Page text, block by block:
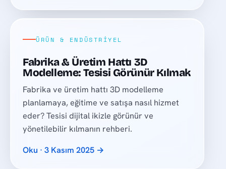
ÜRÜN & ENDÜSTRIYEL
Fabrika & Üretim Hattı 3D
Modelleme: Tesisi Görünür Kılmak
Fabrika ve üretim hattı 3D modelleme
planlamaya, eğitime ve satışa nasıl hizmet
eder? Tesisi dijital ikizle görünür ve
yönetilebilir kılmanın rehberi.
Oku · 3 Kasım 2025 →